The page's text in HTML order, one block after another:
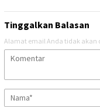
Tinggalkan Balasan
Alamat email Anda tidak akan